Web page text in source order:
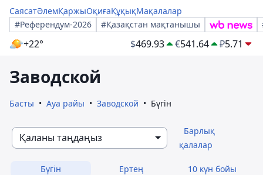
СаясатӘлемҚаржыОқиғаҚұқықМақалалар
#Референдум-2026
#Қазақстан мақтанышы
+22° $469.93 €541.64 ₽5.71
Заводской
Басты Ауа райы Заводской Бүгін
Қаланы таңдаңыз
Барлық
қалалар
Бүгін Ертең 10 күн бойы